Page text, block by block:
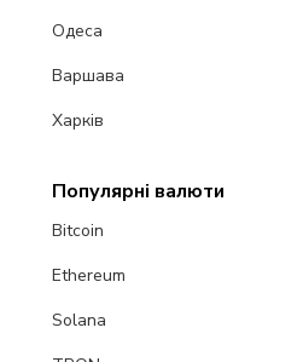
Одеса
Варшава
Харків
Популярні валюти
Bitcoin
Ethereum
Solana